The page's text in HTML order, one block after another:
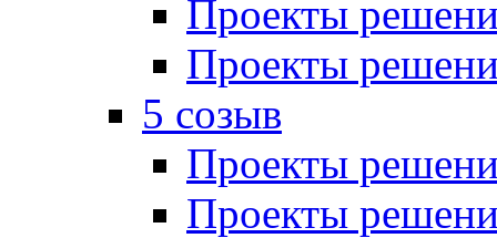
Проекты
Проекты
5 созыв
Проекты
Проекты